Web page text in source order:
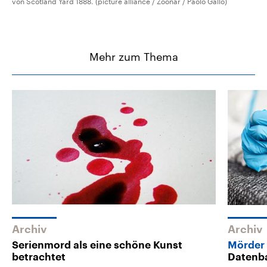
Mehr zum Thema
Archiv
Serienmord als eine schöne Kunst
betrachtet
Archiv